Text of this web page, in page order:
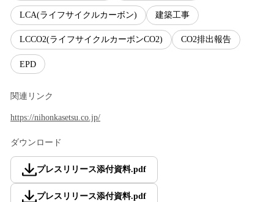
LCA(ライフサイクルカーボン) 建築工事
LCCO2(ライフサイクルカーボンCO2) CO2排出報告
EPD
関連リンク
https://nihonkasetsu.co.jp/
ダウンロード
プレスリリース添付資料.pdf
プレスリリース添付資料.pdf